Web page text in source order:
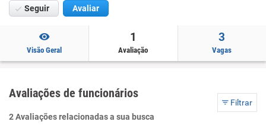
Seguir Avaliar
Visão Geral
1
Avaliação
3
Vagas
Avaliações de funcionários
Filtrar
2 Avaliações relacionadas a sua busca